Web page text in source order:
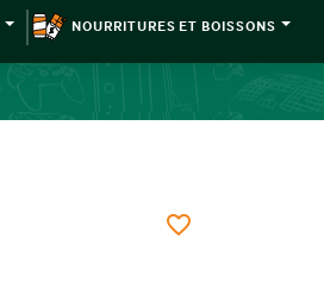
NOURRITURES ET BOISSONS
favorite_border